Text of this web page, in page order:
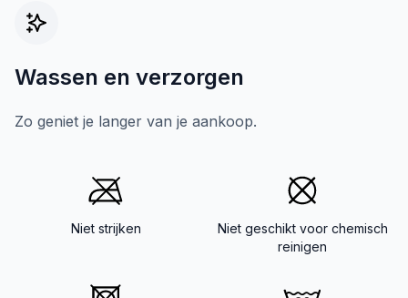
Wassen en verzorgen
Zo geniet je langer van je aankoop.
Niet strijken
Niet geschikt voor chemisch
reinigen